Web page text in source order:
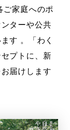
ご家庭へのポ
ターや公共
す 。「わく
プトに、新
届けします